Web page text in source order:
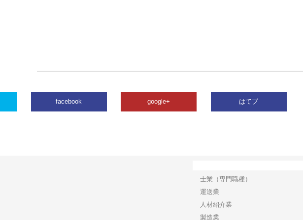
facebook google+ はてブ
士業（専門職種）
運送業
人材紹介業
製造業